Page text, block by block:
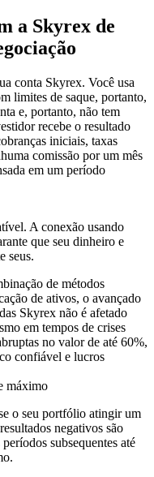
a Skyrex de
conta Skyrex. Você usa
limites de saque, portanto,
e, portanto, não tem
recebe o resultado
iniciais, taxas
comissão por um mês
em um período
A conexão usando
que seu dinheiro e
seus.
de métodos
de ativos, o avançado
Skyrex não é afetado
em tempos de crises
no valor de até 60%,
confiável e lucros
máximo
o seu portfólio atingir um
negativos são
subsequentes até